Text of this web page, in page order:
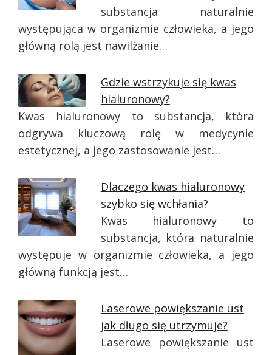
substancja naturalnie
występująca w organizmie człowieka, a jego
główną rolą jest nawilżanie…
Gdzie wstrzykuje się kwas
hialuronowy?
Kwas hialuronowy to substancja, która
odgrywa kluczową rolę w medycynie
estetycznej, a jego zastosowanie jest…
Dlaczego kwas hialuronowy
szybko się wchłania?
Kwas hialuronowy to
substancja, która naturalnie
występuje w organizmie człowieka, a jego
główną funkcją jest…
Laserowe powiększanie ust
jak długo się utrzymuje?
Laserowe powiększanie ust